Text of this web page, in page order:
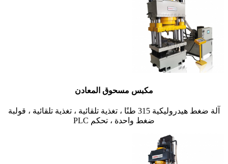
مكبس مسحوق المعادن
آلة ضغط هيدروليكية 315 طنًا ، تغذية تلقائية ، تغذية تلقائية ، قولبة
ضغط واحدة ، تحكم PLC